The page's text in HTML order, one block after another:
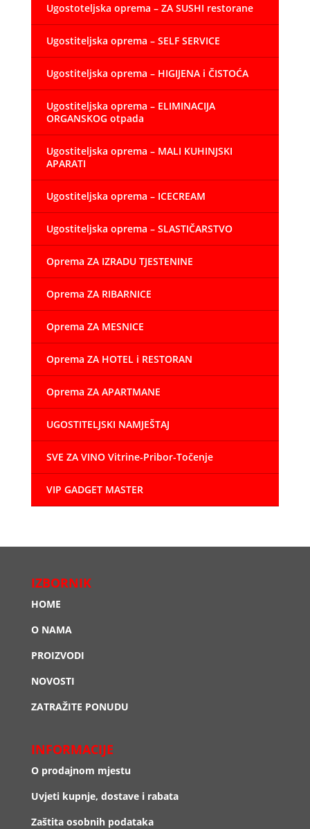
Ugostoteljska oprema – ZA SUSHI restorane
Ugostiteljska oprema – SELF SERVICE
Ugostiteljska oprema – HIGIJENA i ČISTOĆA
Ugostiteljska oprema – ELIMINACIJA
ORGANSKOG otpada
Ugostiteljska oprema – MALI KUHINJSKI
APARATI
Ugostiteljska oprema – ICECREAM
Ugostiteljska oprema – SLASTIČARSTVO
Oprema ZA IZRADU TJESTENINE
Oprema ZA RIBARNICE
Oprema ZA MESNICE
Oprema ZA HOTEL i RESTORAN
Oprema ZA APARTMANE
UGOSTITELJSKI NAMJEŠTAJ
SVE ZA VINO Vitrine-Pribor-Točenje
VIP GADGET MASTER
IZBORNIK
HOME
O NAMA
PROIZVODI
NOVOSTI
ZATRAŽITE PONUDU
INFORMACIJE
O prodajnom mjestu
Uvjeti kupnje, dostave i rabata
Zaštita osobnih podataka